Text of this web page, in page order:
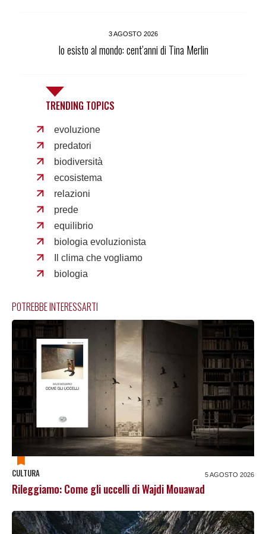
3 AGOSTO 2026
Io esisto al mondo: cent’anni di Tina Merlin
TRENDING TOPICS
evoluzione
predatori
biodiversità
ecosistema
relazioni
prede
equilibrio
biologia evoluzionista
Il clima che vogliamo
biologia
POTREBBE INTERESSARTI
CULTURA 5 AGOSTO 2026
Rileggiamo: Come gli uccelli di Wajdi Mouawad